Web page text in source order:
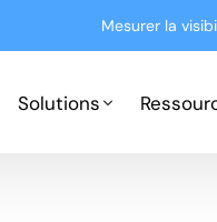
Mesurer la
Solutions